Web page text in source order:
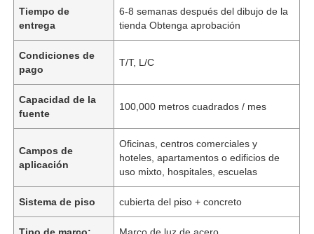
Tiempo de
entrega
6-8 semanas después del dibujo de la
tienda Obtenga aprobación
Condiciones de
pago
T/T, L/C
Capacidad de la
fuente
100,000 metros cuadrados / mes
Campos de
aplicación
Oficinas, centros comerciales y
hoteles, apartamentos o edificios de
uso mixto, hospitales, escuelas
Sistema de piso cubierta del piso + concreto
Tipo de marco: Marco de luz de acero